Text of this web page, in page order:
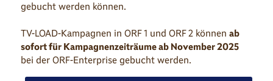
gebucht werden können.
TV-LOAD-Kampagnen in ORF 1 und ORF 2 können ab
sofort für Kampagnenzeiträume ab November 2025
bei der ORF-Enterprise gebucht werden.